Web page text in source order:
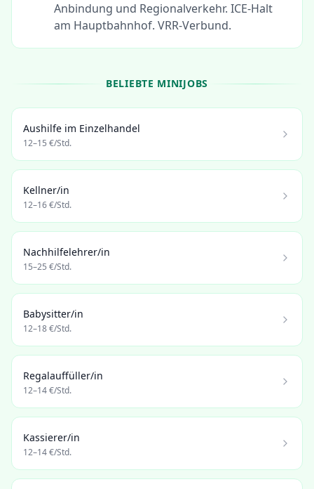
Anbindung und Regionalverkehr. ICE-Halt
am Hauptbahnhof. VRR-Verbund.
BELIEBTE MINIJOBS
Aushilfe im Einzelhandel
12–15 €/Std.
Kellner/in
12–16€/Std.
Nachhilfelehrer/in
15–25 €/Std.
Babysitter/in
12–18€/Std.
Regalauffüller/in
12–14€/Std.
Kassierer/in
12–14€/Std.